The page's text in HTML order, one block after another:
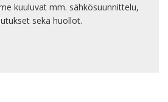
kuuluvat mm. sähkösuunnittelu,
sekä huollot.